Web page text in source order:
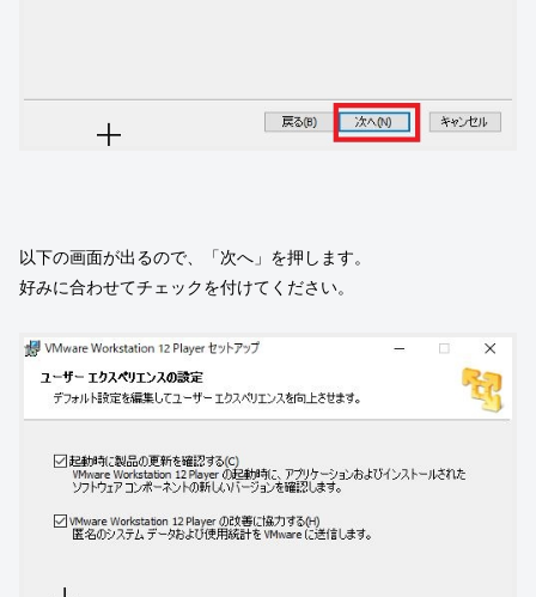
以下の画面が出るので、「次へ」を押します。
好みに合わせてチェックを付けてください。